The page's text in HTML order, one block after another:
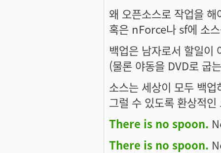
왜 오픈소스로 작업을 해
혹은 nForce나 sf에 소
백업은 남자로서 할일이
(물론 야동을 DVD로 굽
소스는 세상이 모두 백업
그럴 수 있도록 환상적
There is no spoon.
There is no spoon.